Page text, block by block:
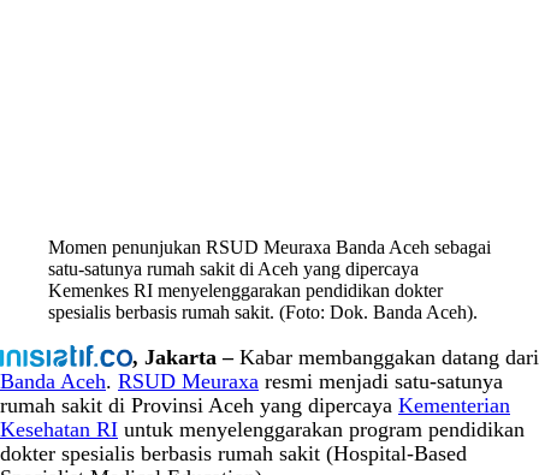
Momen penunjukan RSUD Meuraxa Banda Aceh sebagai
satu-satunya rumah sakit di Aceh yang dipercaya
Kemenkes RI menyelenggarakan pendidikan dokter
spesialis berbasis rumah sakit. (Foto: Dok. Banda Aceh).
, Jakarta –Kabar membanggakan datang dari
Banda Aceh. RSUD Meuraxa resmi menjadi satu-satunya
rumah sakit di Provinsi Aceh yang dipercaya Kementerian
Kesehatan RI untuk menyelenggarakan program pendidikan
dokter spesialis berbasis rumah sakit (Hospital-Based